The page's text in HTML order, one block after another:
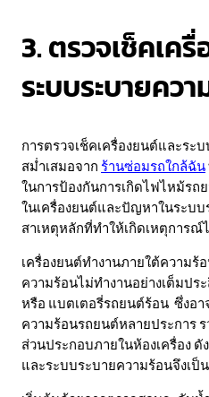
3. ตรวจเช็คเค
ระบบระบายคว
การตรวจเช็คเครื่องยนต์และระ
สม่ำเสมอจาก ร้านซ่อมรถใกล้ฉัน
ในการป้องกันการเกิดไฟไหม้รถ
ในเครื่องยนต์และปัญหาในระบ
สาเหตุหลักที่ทำให้เกิดเหตุการ
เครื่องยนต์ทำงานภายใต้ความร้
ความร้อนไม่ทำงานอย่างเต็มปร
หรือ แบตเตอรี่รถยนต์ร้อน ซึ่งอ
ความร้อนรถยนต์หลายประการ
ส่วนประกอบภายในห้องเครื่อง
และระบบระบายความร้อนจึงเ